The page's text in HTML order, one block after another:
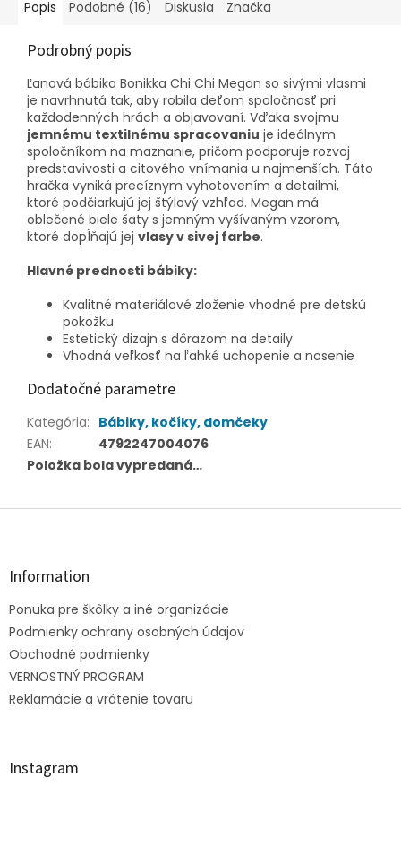
Popis Podobné (16) Diskusia Značka
Podrobný popis
Ľanová bábika Bonikka Chi Chi Megan so sivými vlasmi
je navrhnutá tak, aby robila deťom spoločnosť pri
každodenných hrách a objavovaní. Vďaka svojmu
jemnému textilnému spracovaniu je ideálnym
spoločníkom na maznanie, pričom podporuje rozvoj
predstavivosti a citového vnímania u najmenších. Táto
hračka vyniká precíznym vyhotovením a detailmi,
ktoré podčiarkujú jej štýlový vzhľad. Megan má
oblečené biele šaty s jemným vyšívaným vzorom,
ktoré dopĺňajú jej vlasy v sivej farbe.
Hlavné prednosti bábiky:
Kvalitné materiálové zloženie vhodné pre detskú
pokožku
Estetický dizajn s dôrazom na detaily
Vhodná veľkosť na ľahké uchopenie a nosenie
Dodatočné parametre
Kategória: Bábiky, kočíky, domčeky
EAN:
4792247004076
Položka bola vypredaná…
Z
Information
Ponuka pre škôlky a iné organizácie
Podmienky ochrany osobných údajov
Obchodné podmienky
VERNOSTNÝ PROGRAM
Reklamácie a vrátenie tovaru
Instagram